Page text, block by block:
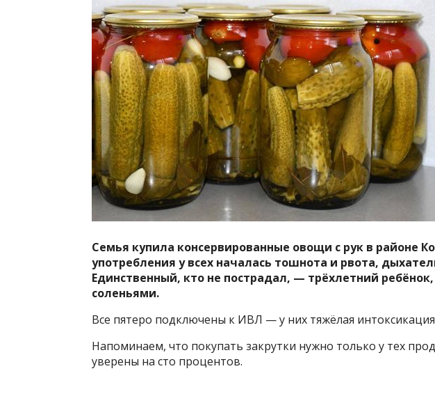
Семья купила консервированные овощи с рук в районе
употребления у всех началась тошнота и рвота,
Единственный, кто не пострадал, — трёхлетний
соленьями.
Все пятеро подключены к ИВЛ — у них тяжёлая
Напоминаем, что покупать закрутки нужно только у тех
уверены на сто процентов.